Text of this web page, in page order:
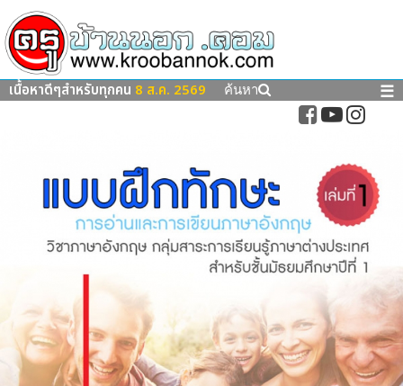
เนื้อหาดีๆสำหรับทุกคน 8 ส.ค. 2569 ค้นหา ☰